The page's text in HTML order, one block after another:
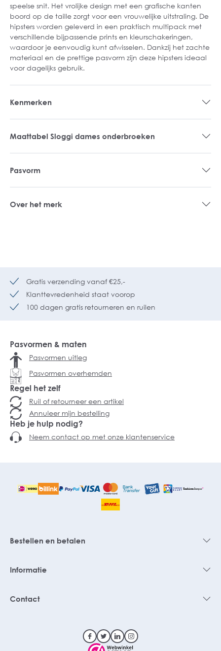
speelse snit. Het vrolijke design met een grafische kanten
boord op de taille zorgt voor een vrouwelijke uitstraling. De
hipsters worden geleverd in een praktisch multipack met
verschillende bijpassende prints en kleurschakeringen,
waardoor je eenvoudig kunt afwisselen. Dankzij het zachte
materiaal en de prettige pasvorm zijn deze hipsters ideaal
voor dagelijks gebruik.
Kenmerken
Maattabel Sloggi dames onderbroeken
Pasvorm
Over het merk
Gratis verzending vanaf €25,-
Klanttevredenheid staat voorop
100 dagen gratis retourneren en ruilen
Pasvormen & maten
Pasvormen uitleg
Pasvormen overhemden
Regel het zelf
Ruil of retourneer een artikel
Annuleer mijn bestelling
Heb je hulp nodig?
Neem contact op met onze klantenservice
Bestellen en betalen
Informatie
Contact